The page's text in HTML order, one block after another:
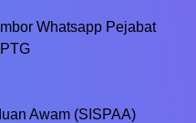
Whatsapp Pejabat
Awam (SISPAA)